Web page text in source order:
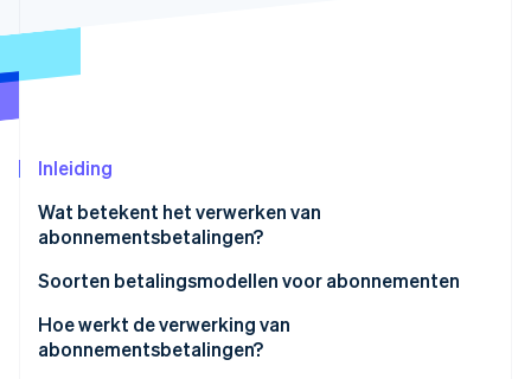
CO₂-verwijdering
Stripe Sessions 2026
Ontdek hoe Stripe de economische
Nu bekijken
Inleiding
Wat betekent het verwerken van
abonnementsbetalingen?
Soorten betalingsmodellen voor abonnementen
Hoe werkt de verwerking van
abonnementsbetalingen?